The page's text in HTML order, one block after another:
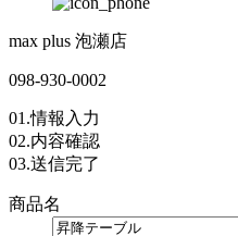
max plus 泡瀬店
098-930-0002
01.情報入力
02.内容確認
03.送信完了
商品名